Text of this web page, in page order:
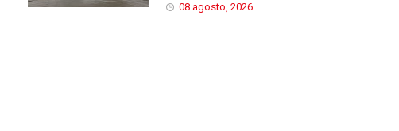
08 agosto, 2026